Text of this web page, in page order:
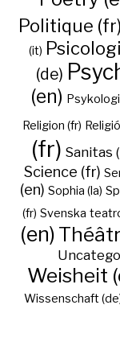
Politique (fr)
(it)
(de)
(en) Psykologi
Religion (fr)
(fr) Sanitas
Science (fr)
(en) Sophia (la)
(fr) Svenska
(en)
Weisheit
Wissenschaft